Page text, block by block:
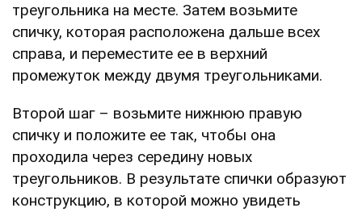
треугольника на месте. Затем возьмите
спичку, которая расположена дальше всех
справа, и переместите ее в верхний
промежуток между двумя треугольниками.
Второй шаг – возьмите нижнюю правую
спичку и положите ее так, чтобы она
проходила через середину новых
треугольников. В результате спички образуют
конструкцию, в которой можно увидеть